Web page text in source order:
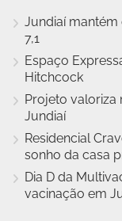
Jundiaí
7,1
Espaço
Hitchcock
Projeto valoriza
Jundiaí
Residencial
sonho da casa
Dia D da
vacinação em